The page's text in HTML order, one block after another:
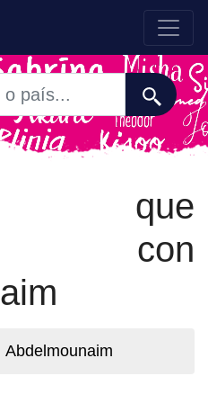
que
con
Abdelmounaim